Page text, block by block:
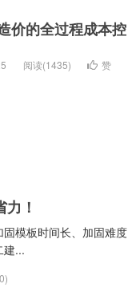
价的全过程成本控
阅读(1435)
赞
！
模板时间长、加固难度
建...
0)